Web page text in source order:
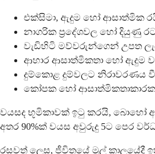
එක්සිමා, ඇදුම හෝ ආසාත්මික
නාගරික ප්‍රදේශවල හෝ දියුණු
වැඩිහිටි මව්වරුන්ගෙන් උපත
ආහාර ආසාත්මිකතා හෝ ඇදුම
දුම්කොළ දුම්වලට නිරාවරණය
කෝපක හෝ
වයසද භූමිකාවක් ඉටු කරයි, බොහෝ
අතර 90%ක් වයස අවුරුදු 5ට පෙර
රසවත් ලෙස, ජීවිතයේ මුල් කාලයේදී